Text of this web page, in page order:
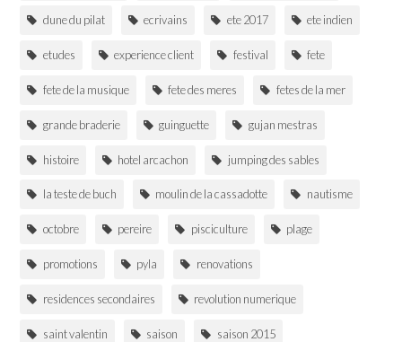
dune du pilat ecrivains ete 2017 ete indien
etudes experience client festival fete
fete de la musique fete des meres fetes de la mer
grande braderie guinguette gujan mestras
histoire hotel arcachon jumping des sables
la teste de buch moulin de la cassadotte nautisme
octobre pereire pisciculture plage
promotions pyla renovations
residences secondaires revolution numerique
saint valentin saison saison 2015